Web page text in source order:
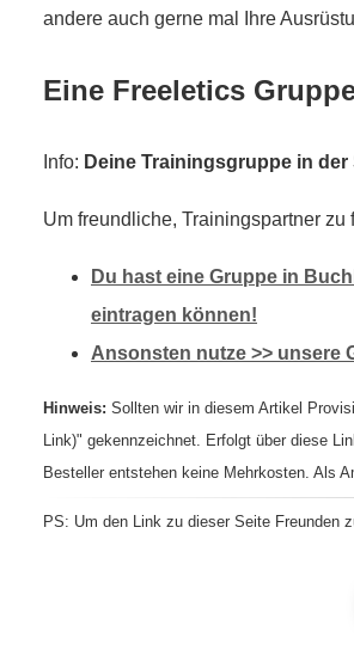
andere auch gerne mal Ihre
Eine Freeletics
Info: Deine Trainingsgruppe in
Um freundliche, Trainingspartner
Du hast eine Gruppe in
eintragen können!
Ansonsten nutze >> unsere
Hinweis: Sollten wir in diesem Artikel
Link)" gekennzeichnet. Erfolgt über diese
Besteller entstehen keine Mehrkosten. Als
PS: Um den Link zu dieser Seite Freunden